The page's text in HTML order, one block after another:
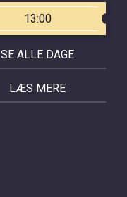
13:00
SE ALLE DAGE
LÆS MERE